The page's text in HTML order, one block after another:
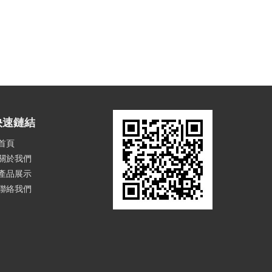
速鏈結
頁
於我們
品展示
絡我們